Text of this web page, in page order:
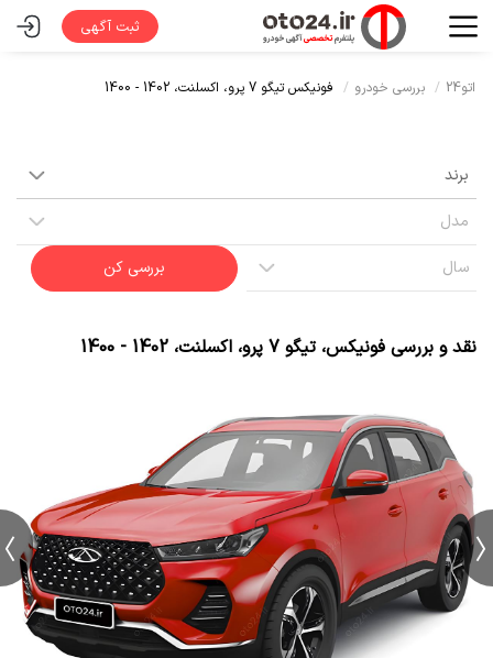
ثبت آگهی
اتو24 بررسی خودرو فونیکس تیگو 7 پرو، اکسلنت، 1402 - 1400
بررسی کن
نقد و بررسی فونیکس،تیگو 7 پرو ، اکسلنت، 1402 - 1400